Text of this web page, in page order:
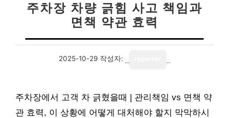
주차장 차량 긁힘 사고 책임과
면책 약관 효력
2025-10-29 작성자:
주차장에서 고객 차 긁혔을때 | 관리책임 vs 면책 약
관 효력, 이 상황에 어떻게 대처해야 할지 막막하시